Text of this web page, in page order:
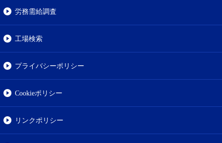
労務需給調査
工場検索
プライバシーポリシー
Cookieポリシー
リンクポリシー